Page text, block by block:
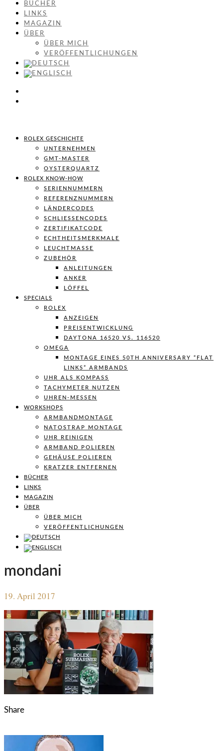
BÜCHER
LINKS
MAGAZIN
ÜBER
ÜBER MICH
VERÖFFENTLICHUNGEN
ROLEX GESCHICHTE
UNTERNEHMEN
GMT-MASTER
OYSTERQUARTZ
ROLEX KNOW-HOW
SERIENNUMMERN
REFERENZNUMMERN
LÄNDERCODES
SCHLIESSENCODES
ZERTIFIKATCODE
ECHTHEITSMERKMALE
LEUCHTMASSE
ZUBEHÖR
ANLEITUNGEN
ANKER
LÖFFEL
SPECIALS
ROLEX
ANZEIGEN
PREISENTWICKLUNG
DAYTONA 16520 VS. 116520
OMEGA
MONTAGE EINES 50TH ANNIVERSARY “FLAT
LINKS” ARMBANDS
UHR ALS KOMPASS
TACHYMETER NUTZEN
UHREN-MESSEN
WORKSHOPS
ARMBANDMONTAGE
NATOSTRAP MONTAGE
UHR REINIGEN
ARMBAND POLIEREN
GEHÄUSE POLIEREN
KRATZER ENTFERNEN
BÜCHER
LINKS
MAGAZIN
ÜBER
ÜBER MICH
VERÖFFENTLICHUNGEN
mondani
19. April 2017
Share